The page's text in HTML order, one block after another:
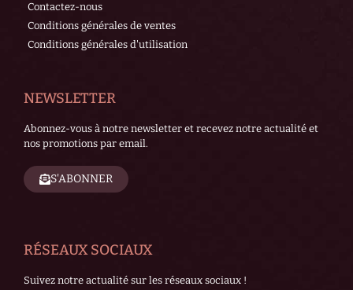
Contactez-nous
Conditions générales de ventes
Conditions générales d'utilisation
NEWSLETTER
Abonnez-vous à notre newsletter et recevez notre actualité et
nos promotions par email.
S'ABONNER
RÉSEAUX SOCIAUX
Suivez notre actualité sur les réseaux sociaux !